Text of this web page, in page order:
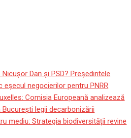
Dan și PSD? Președintele
negocierilor pentru PNRR
Comisia Europeană analizează
legii decarbonizării
mediu: Strategia biodiversității revine